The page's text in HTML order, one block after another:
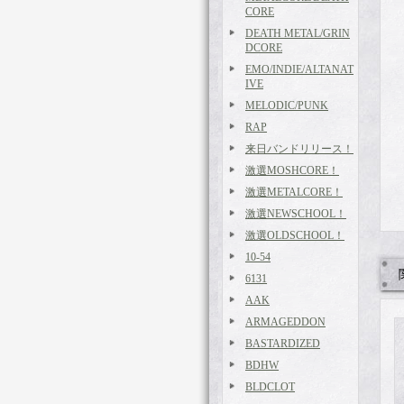
CORE
DEATH METAL/GRIN
DCORE
EMO/INDIE/ALTANAT
IVE
MELODIC/PUNK
RAP
来日バンドリリース！
激選MOSHCORE！
激選METALCORE！
激選NEWSCHOOL！
激選OLDSCHOOL！
10-54
6131
AAK
ARMAGEDDON
BASTARDIZED
BDHW
BLDCLOT